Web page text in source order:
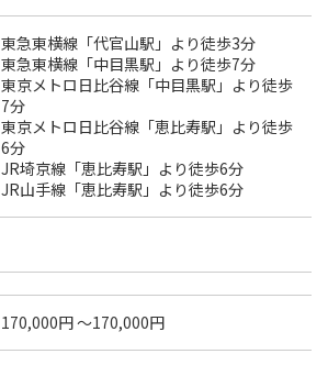
東急東横線「代官山駅」より徒歩3分
東急東横線「中目黒駅」より徒歩7分
東京メトロ日比谷線「中目黒駅」より徒歩
7分
東京メトロ日比谷線「恵比寿駅」より徒歩
6分
JR埼京線「恵比寿駅」より徒歩6分
JR山手線「恵比寿駅」より徒歩6分
170,000円 〜170,000円